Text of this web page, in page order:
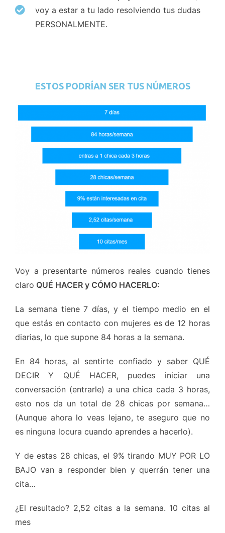
voy a estar a tu lado resolviendo tus dudas
PERSONALMENTE.
ESTOS PODRÍAN SER TUS NÚMEROS
Voy a presentarte números reales cuando tienes
claro QUÉ HACER y CÓMO HACERLO:
La semana tiene 7 días, y el tiempo medio en el
que estás en contacto con mujeres es de 12 horas
diarias, lo que supone 84 horas a la semana.
En 84 horas, al sentirte confiado y saber QUÉ
DECIR Y QUÉ HACER, puedes iniciar una
conversación (entrarle) a una chica cada 3 horas,
esto nos da un total de 28 chicas por semana…
(Aunque ahora lo veas lejano, te aseguro que no
es ninguna locura cuando aprendes a hacerlo).
Y de estas 28 chicas, el 9% tirando MUY POR LO
BAJO van a responder bien y querrán tener una
cita…
¿El resultado? 2,52 citas a la semana. 10 citas al
mes